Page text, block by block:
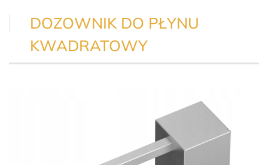
DOZOWNIK DO PŁYNU
KWADRATOWY